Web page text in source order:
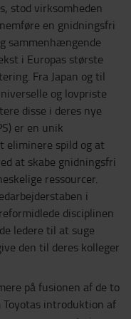
stod virksomheden
en gnidningsfri
sammenhængende
i Europas største
Fra Japan og til
og lovpriste
disse i deres nye
er en unik
eliminere spild og at
at skabe gnidningsfri
ressourcer.
i
disciplinen
ledere til at suge
den til deres kolleger
på fusionen af de to
introduktion af